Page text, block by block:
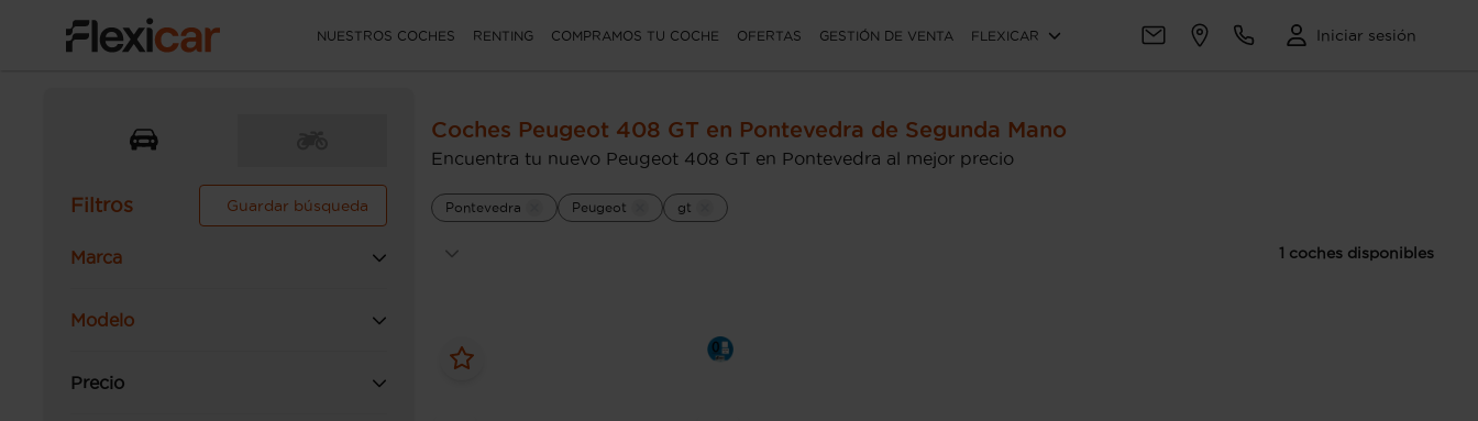
NUESTROS COCHES RENTING COMPRAMOS TU COCHE OFERTAS GESTIÓN DE VENTA FLEXICAR Iniciar sesión
Filtros Guardar búsqueda
Marca
Modelo
Precio
Coches Peugeot 408 GT en Pontevedra de Segunda Mano
Encuentra tu nuevo Peugeot 408 GT en Pontevedra al mejor precio
Pontevedra Peugeot gt
1 coches disponibles